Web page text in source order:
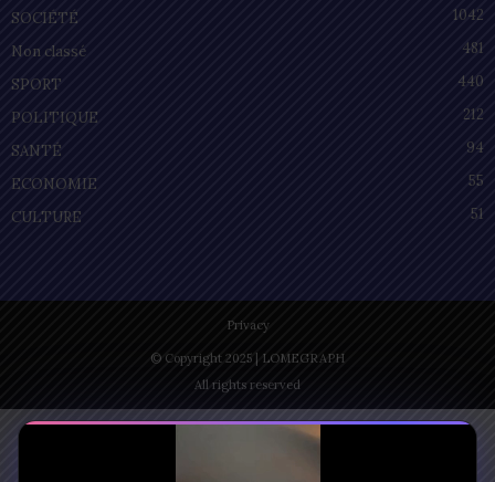
SOCIÉTÉ
1042
Non classé
481
SPORT
440
POLITIQUE
212
SANTÉ
94
ECONOMIE
55
CULTURE
51
Privacy
© Copyright 2025 | LOMEGRAPH
All rights reserved